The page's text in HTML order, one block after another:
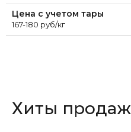
Цена с учетом тары
167-180 руб/кг
Хиты продаж